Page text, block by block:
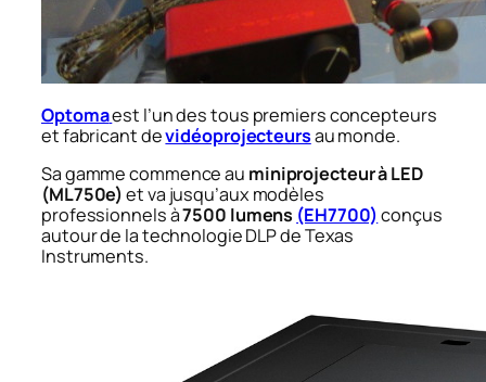
Optomaest l’un des tous premiers concepteurs
et fabricant devidéoprojecteursau monde.
Sa gamme commence au miniprojecteur à LED
(ML750e) et va jusqu’aux modèles
professionnels à7500 lumens (EH7700) conçus
autour de la technologie DLP de Texas
Instruments.